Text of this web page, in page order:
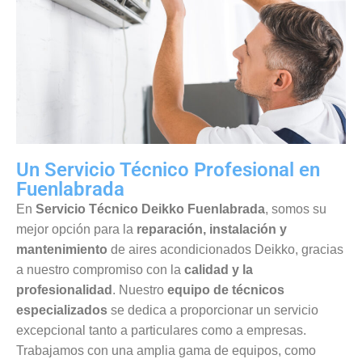
Un Servicio Técnico Profesional en
Fuenlabrada
En Servicio Técnico Deikko Fuenlabrada, somos su
mejor opción para la reparación, instalación y
mantenimiento de aires acondicionados Deikko, gracias
a nuestro compromiso con la calidad y la
profesionalidad . Nuestro equipo de técnicos
especializados se dedica a proporcionar un servicio
excepcional tanto a particulares como a empresas.
Trabajamos con una amplia gama de equipos, como